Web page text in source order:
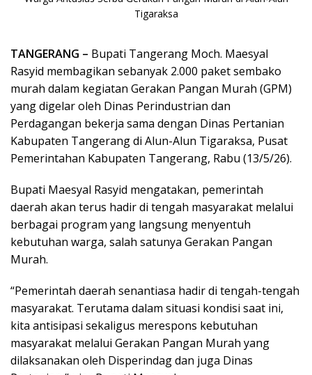
TANGERANG – Bupati Tangerang Moch. Maesyal
Rasyid membagikan sebanyak 2.000 paket sembako
murah dalam kegiatan Gerakan Pangan Murah (GPM)
yang digelar oleh Dinas Perindustrian dan
Perdagangan bekerja sama dengan Dinas Pertanian
Kabupaten Tangerang di Alun-Alun Tigaraksa, Pusat
Pemerintahan Kabupaten Tangerang, Rabu (13/5/26).
Bupati Maesyal Rasyid mengatakan, pemerintah
daerah akan terus hadir di tengah masyarakat melalui
berbagai program yang langsung menyentuh
kebutuhan warga, salah satunya Gerakan Pangan
Murah.
“Pemerintah daerah senantiasa hadir di tengah-tengah
masyarakat. Terutama dalam situasi kondisi saat ini,
kita antisipasi sekaligus merespons kebutuhan
masyarakat melalui Gerakan Pangan Murah yang
dilaksanakan oleh Disperindag dan juga Dinas